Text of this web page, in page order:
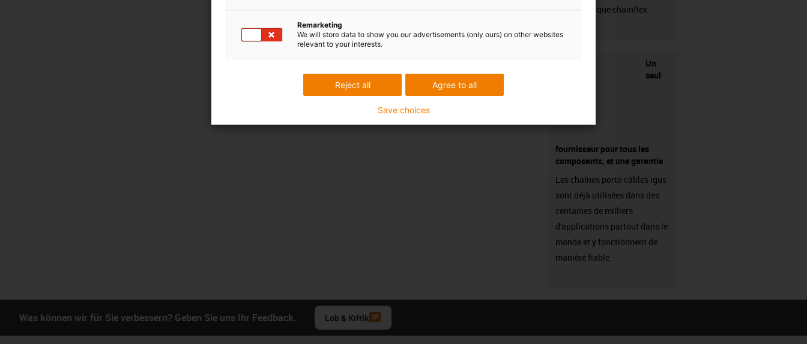
notre boutique chainflex.
Un
seul
fournisseur pour tous les
composants, et une garantie
Les chaînes porte-câbles igus
sont déjà utilisées dans des
centaines de milliers
d'applications partout dans le
monde et y fonctionnent de
manière fiable.
Was können wir für Sie verbessern? Geben Sie uns Ihr Feedback. Lob & Kritik
Remarketing
We will store data to show you our advertisements (only ours) on other websites
relevant to your interests.
Agree to all
Reject all
Save choices